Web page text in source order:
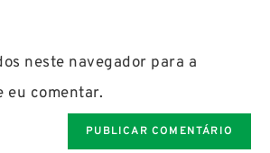
neste navegador para a
eu comentar.